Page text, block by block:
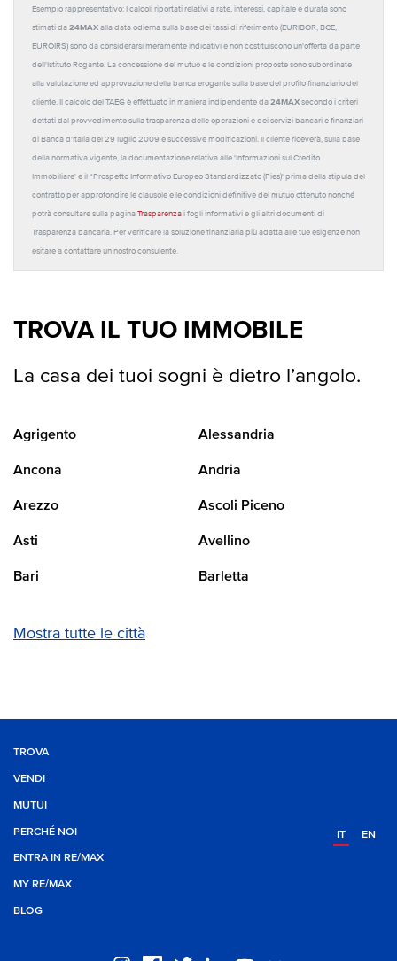
Esempio rappresentativo: I calcoli riportati relativi a rate, interessi, capitale e durata sono
stimati da 24MAX alla data odierna sulla base dei tassi di riferimento (EURIBOR, BCE,
EUROIRS) sono da considerarsi meramente indicativi e non costituiscono un'offerta da parte
dell'Istituto Rogante. La concessione del mutuo e le condizioni proposte sono subordinate
alla valutazione ed approvazione della banca erogante sulla base del profilo finanziario del
cliente. Il calcolo del TAEG è effettuato in maniera indipendente da 24MAX secondo i criteri
dettati dal provvedimento sulla trasparenza delle operazioni e dei servizi bancari e finanziari
di Banca d'Italia del 29 luglio 2009 e successive modificazioni. Il cliente riceverà, sulla base
della normativa vigente, la documentazione relativa alle 'Informazioni sul Credito
Immobiliare' e il “Prospetto Informativo Europeo Standardizzato (Pies)' prima della stipula del
contratto per approfondire le clausole e le condizioni definitive del mutuo ottenuto nonché
potrà consultare sulla pagina Trasparenza i fogli informativi e gli altri documenti di
Trasparenza bancaria. Per verificare la soluzione finanziaria più adatta alle tue esigenze non
esitare a contattare un nostro consulente.
TROVA IL TUO IMMOBILE
La casa dei tuoi sogni è dietro l’angolo.
Agrigento Alessandria
Ancona Andria
Arezzo Ascoli Piceno
Asti Avellino
Bari Barletta
Mostra tutte le città
TROVA
VENDI
MUTUI
PERCHÉ NOI
ENTRA IN RE/MAX
MY RE/MAX
BLOG
IT EN